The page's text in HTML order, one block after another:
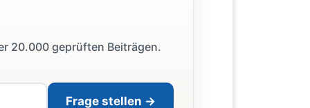
20.000 geprüften Beiträgen.
Frage stellen →